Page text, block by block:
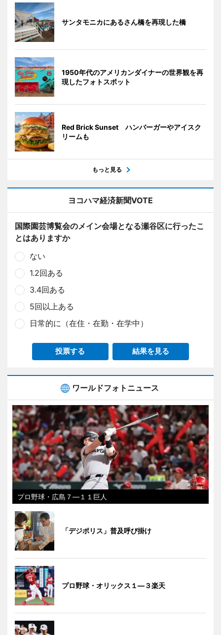
サンタモニカにあるさん橋を再現した橋
1950年代のアメリカンダイナーの世界観を再
現したフォトスポット
Red Brick Sunset ハンバーガーやアイスク
リームも
もっと見る
ヨコハマ経済新聞VOTE
国際園芸博覧会のメイン会場となる瀬谷区に行ったこ
とはありますか
ない
1.2回ある
3.4回ある
5回以上ある
日常的に（在住・在勤・在学中）
投票する 結果を見る
ワールドフォトニュース
プロ野球・広島７―１１巨人
「デジポリス」普及呼び掛け
プロ野球・オリックス１―３楽天